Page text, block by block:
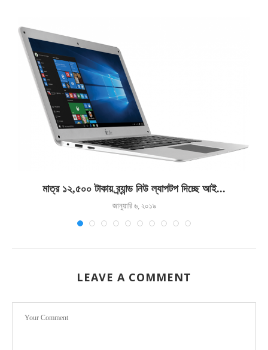
মাত্র ১২,৫০০ টাকায় ব্র্যান্ড নিউ ল্যাপটপ দিচ্ছে আই...
জানুয়ারি ৬, ২০১৯
LEAVE A COMMENT